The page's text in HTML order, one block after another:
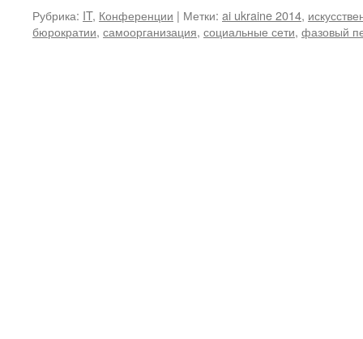
Рубрика: IT, Конференции | Метки: ai ukraine 2014,
бюрократии, самоорганизация, социальные сети, фазовый